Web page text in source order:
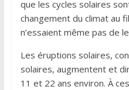
que les cycles solaires
changement du climat au
n’essaient même pas de
Les éruptions solaires,
solaires, augmentent et
11 et 22 ans environ. À